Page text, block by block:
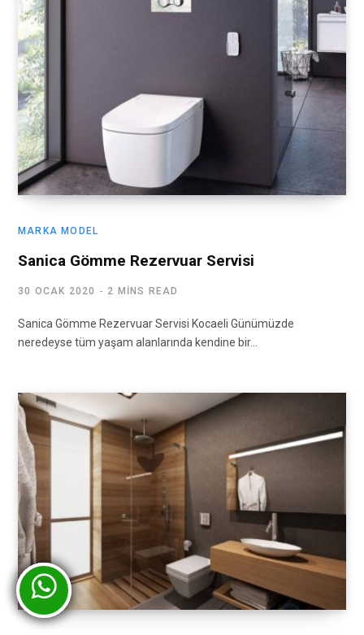
MARKA MODEL
Sanica Gömme Rezervuar Servisi
30 OCAK 2020 2 MINS READ
Sanica Gömme Rezervuar Servisi Kocaeli Günümüzde
neredeyse tüm yaşam alanlarında kendine bir…